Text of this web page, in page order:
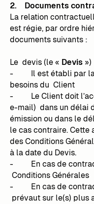
2. Documents
La relation
est régie, par ordre
documents suivants :
Le devis (le « Devis»)
- Il est établi par la
besoins du Client
- Le Client doit
e-mail) dans un délai
émission ou dans le
le cas contraire.
des Conditions
à la date du Devis.
- En cas de
Conditions Générales
- En cas de
prévaut sur le(s) plus